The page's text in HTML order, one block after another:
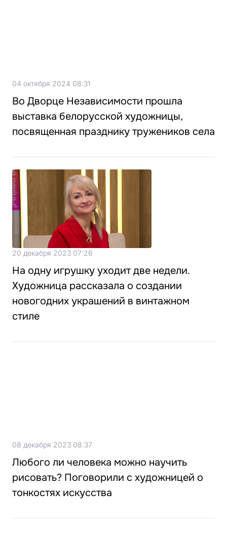
04 октября 2024 08:31
Во Дворце Независимости прошла
выставка белорусской художницы,
посвященная празднику тружеников села
20 декабря 2023 07:26
На одну игрушку уходит две недели.
Художница рассказала о создании
новогодних украшений в винтажном
стиле
08 декабря 2023 08:37
Любого ли человека можно научить
рисовать? Поговорили с художницей о
тонкостях искусства